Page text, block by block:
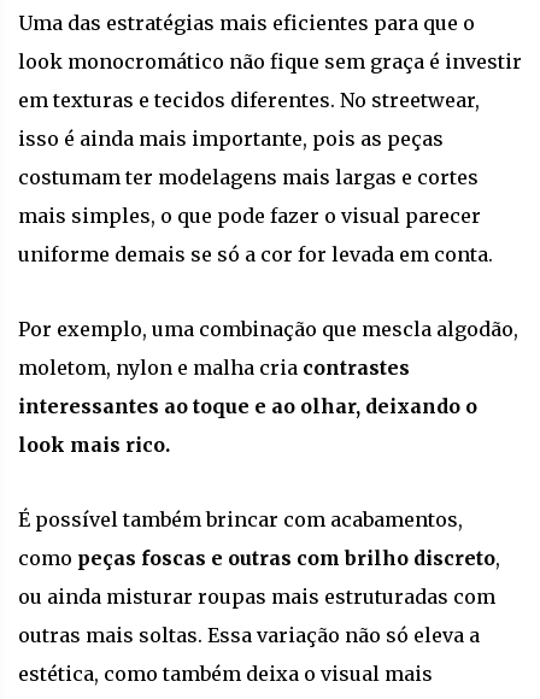
Uma das estratégias mais eficientes para que o
look monocromático não fique sem graça é investir
em texturas e tecidos diferentes. No streetwear,
isso é ainda mais importante, pois as peças
costumam ter modelagens mais largas e cortes
mais simples, o que pode fazer o visual parecer
uniforme demais se só a cor for levada em conta.
Por exemplo, uma combinação que mescla algodão,
moletom, nylon e malha cria contrastes
interessantes ao toque e ao olhar, deixando o
look mais rico.
É possível também brincar com acabamentos,
como peças foscas e outras com brilho discreto,
ou ainda misturar roupas mais estruturadas com
outras mais soltas. Essa variação não só eleva a
estética, como também deixa o visual mais